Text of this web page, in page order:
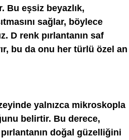
Bu eşsiz beyazlık,
sağlar, böylece
D renk pırlantanın saf
bu da onu her türlü özel an
yalnızca mikroskopla
belirtir. Bu derece,
doğal güzelliğini